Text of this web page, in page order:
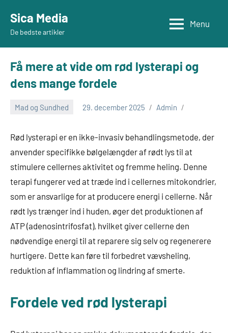
indhold
Sica Media
De bedste artikler
Menu
Få mere at vide om rød lysterapi og
dens mange fordele
Mad og Sundhed 29. december 2025 Admin
Rød lysterapi er en ikke-invasiv behandlingsmetode, der
anvender specifikke bølgelængder af rødt lys til at
stimulere cellernes aktivitet og fremme heling. Denne
terapi fungerer ved at træde ind i cellernes mitokondrier,
som er ansvarlige for at producere energi i cellerne. Når
rødt lys trænger ind i huden, øger det produktionen af
ATP (adenosintrifosfat), hvilket giver cellerne den
nødvendige energi til at reparere sig selv og regenerere
hurtigere. Dette kan føre til forbedret vævsheling,
reduktion af inflammation og lindring af smerte.
Fordele ved rød lysterapi